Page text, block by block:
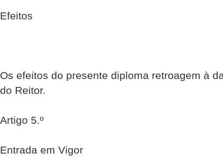
Efeitos
Os efeitos do presente diploma retroagem à
do Reitor.
Artigo 5.º
Entrada em Vigor